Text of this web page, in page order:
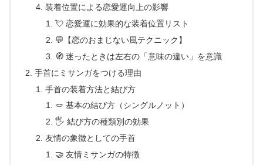
装着位置による恋愛運向上の影響
💘 恋愛運に効果的な装着位置リスト
💬【恋のおまじない風テクニック】
🧭 迷ったときは左右の「意味の違い」を意識
手首にミサンガをつける理由
手首の装着方法と結び方
🪢 基本の結び方（シングルノット）
🖐 結び方の種類別の効果
友情の象徴としての手首
🤝 友情ミサンガの特徴